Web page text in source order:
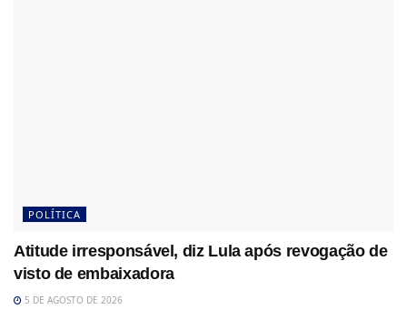
POLÍTICA
Atitude irresponsável, diz Lula após revogação de
visto de embaixadora
5 DE AGOSTO DE 2026